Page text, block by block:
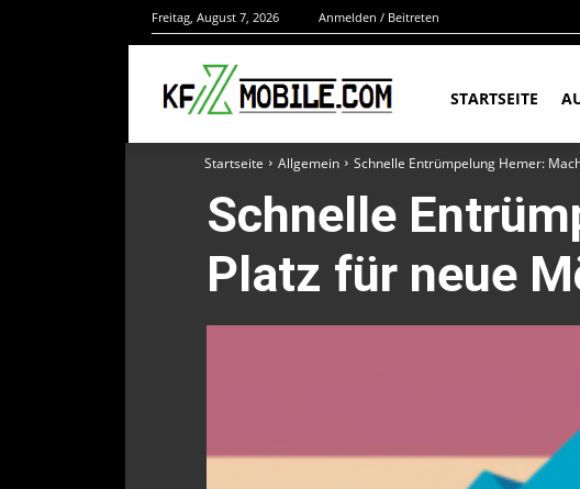
Freitag, August 7, 2026 Anmelden / Beitreten
STARTSEITE
Startseite Allgemein Schnelle Entrümpelung Hemer:
Schnelle
Platz für neue